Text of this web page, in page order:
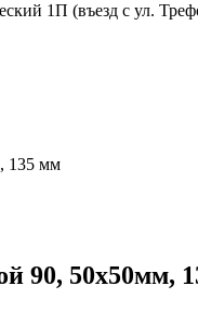
1П (въезд с ул.
135 мм
90, 50х50мм,